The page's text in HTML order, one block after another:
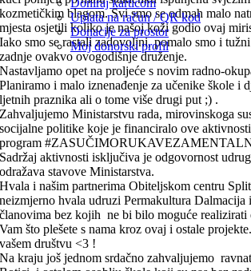
Doniraj karticom
Uplata na račun / QR kod
Donacije za prostor
Moj donorski profil
kozmetičkim blagom. Svi smo se odmah malo
mjesta osjetili koliko je našoj koži godio ovaj
Iako smo se rastali zadovoljni, pomalo smo i
zadnje ovakvo ovogodišnje druženje.
Nastavljamo opet na proljeće s novim radno-
Planiramo i malo iznenađenje za učenike škole i
ljetnih praznika ali o tome više drugi put ;) .
Zahvaljujemo Ministarstvu rada, mirovinskoga
socijalne politike koje je financiralo ove
program
Sadržaj aktivnosti isključiva je odgovornost
odražava stavove Ministarstva.
Hvala i našim partnerima Obiteljskom centru
neizmjerno hvala udruzi Permakultura
članovima bez kojih ne bi bilo moguće
Vam što plešete s nama kroz ovaj i ostale
vašem društvu <3 !
Na kraju još jednom srdačno zahvaljujemo